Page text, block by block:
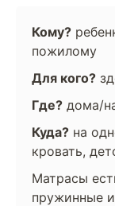
Кому?
пожилому
Для кого?
Где? дома/
Куда? на
кровать,
Матрасы
пружинные